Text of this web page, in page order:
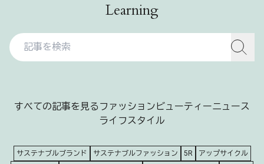
Learning
すべての記事を見る ファッションビューティーニュース
ライフスタイル
サステナブルブランド サステナブルファッション 5R
アップサイクル